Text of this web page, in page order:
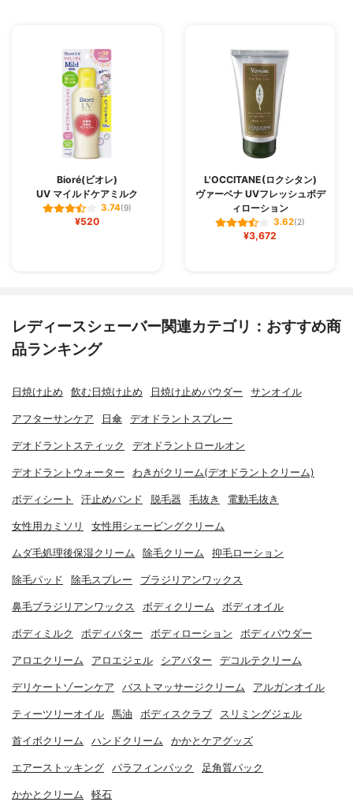
Bioré(ビオレ)
UV マイルドケアミルク
3.74(9)
¥520
L'OCCITANE(ロクシタン)
ヴァーベナ UVフレッシュボデ
ィローション
3.62(2)
¥3,672
レディースシェーバー関連カテゴリ：おすすめ商
品ランキング
日焼け止め 飲む日焼け止め 日焼け止めパウダー サンオイル
アフターサンケア 日傘 デオドラントスプレー
デオドラントスティック デオドラントロールオン
デオドラントウォーター わきがクリーム(デオドラントクリーム)
ボディシート 汗止めバンド 脱毛器 毛抜き 電動毛抜き
女性用カミソリ 女性用シェービングクリーム
ムダ毛処理後保湿クリーム 除毛クリーム 抑毛ローション
除毛パッド 除毛スプレー ブラジリアンワックス
鼻毛ブラジリアンワックス ボディクリーム ボディオイル
ボディミルク ボディバター ボディローション ボディパウダー
アロエクリーム アロエジェル シアバター デコルテクリーム
デリケートゾーンケア バストマッサージクリーム アルガンオイル
ティーツリーオイル 馬油 ボディスクラブ スリミングジェル
首イボクリーム ハンドクリーム かかとケアグッズ
エアーストッキング パラフィンパック 足角質パック
かかとクリーム 軽石